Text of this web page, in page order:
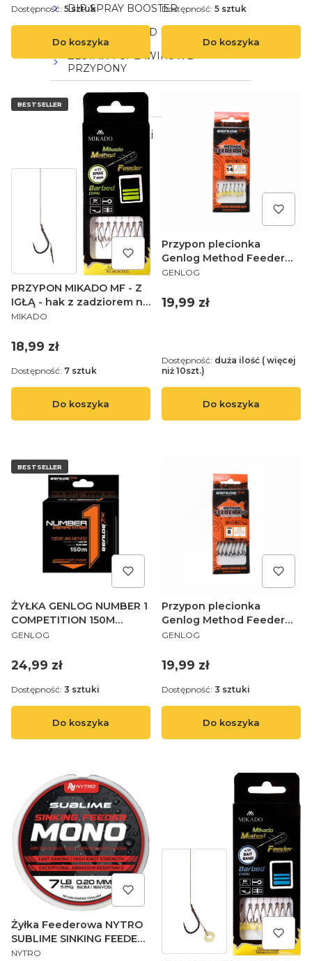
DIP SPRAY BOOSTER
PELLET METHOD FEEDER
ZESTAWY SPŁAWIKOWE
PRZYPONY
Spinning
Zestaw Wędkarski
Do koszyka
Dostępność: 5 sztuk
Do koszyka
Dostępność: 5 sztuk
BESTSELLER
PRZYPON MIKADO MF - Z
IGŁĄ - hak z zadziorem nr
8 / plecionka:
PRODUCENT
MIKADO
Cena
18,99 zł
Do koszyka
Dostępność: 7 sztuk
Przypon plecionka
Genlog Method Feeder
RIG 1105 14 P10 10 G
PRODUCENT
GENLOG
Cena
19,99 zł
Do koszyka
Dostępność: duża ilość ( więcej
niż 10szt.)
BESTSELLER
ŻYŁKA GENLOG NUMBER 1
COMPETITION 150M
0,25MM
PRODUCENT
GENLOG
Cena
24,99 zł
Do koszyka
Dostępność: 3 sztuki
Przypon plecionka
Genlog Method Feeder
RIG 1105 8 P14 10 I
PRODUCENT
GENLOG
Cena
19,99 zł
Do koszyka
Dostępność: 3 sztuki
Żyłka Feederowa NYTRO
SUBLIME SINKING FEEDER
MONO 0,20
PRODUCENT
NYTRO